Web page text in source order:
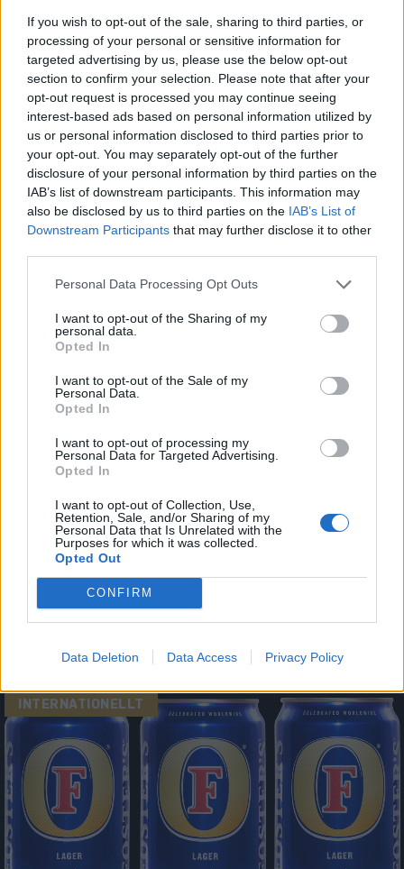
If you wish to opt-out of the sale, sharing to third parties, or
processing of your personal or sensitive information for
targeted advertising by us, please use the below opt-out
section to confirm your selection. Please note that after your
opt-out request is processed you may continue seeing
interest-based ads based on personal information utilized by
us or personal information disclosed to third parties prior to
your opt-out. You may separately opt-out of the further
disclosure of your personal information by third parties on the
IAB’s list of downstream participants. This information may
also be disclosed by us to third parties on the IAB’s List of
Downstream Participants that may further disclose it to other
Personal Data Processing Opt Outs
I want to opt-out of the Sharing of my
personal data.
Opted In
I want to opt-out of the Sale of my
Personal Data.
Opted In
I want to opt-out of processing my
Personal Data for Targeted Advertising.
Opted In
I want to opt-out of Collection, Use,
Retention, Sale, and/or Sharing of my
Personal Data that Is Unrelated with the
Purposes for which it was collected.
Opted Out
CONFIRM
Data Deletion Data Access Privacy Policy
Som en cola-burk – nu görs etiketten om
INTERNATIONELLT
Nu ska Foster’s göra
comeback i Australien
2021-04-15
INTERNATIONELLT